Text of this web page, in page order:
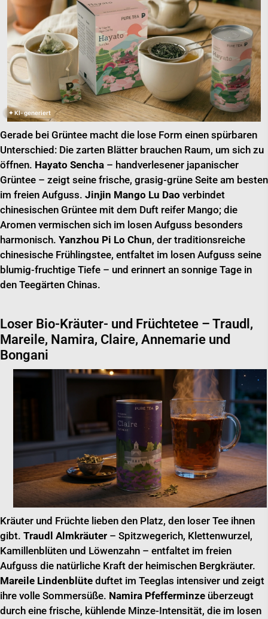
✦ KI-generiert
Gerade bei Grüntee macht die lose Form einen spürbaren
Unterschied: Die zarten Blätter brauchen Raum, um sich zu
öffnen. Hayato Sencha – handverlesener japanischer
Grüntee – zeigt seine frische, grasig-grüne Seite am besten
im freien Aufguss. Jinjin Mango Lu Dao verbindet
chinesischen Grüntee mit dem Duft reifer Mango; die
Aromen vermischen sich im losen Aufguss besonders
harmonisch. Yanzhou Pi Lo Chun, der traditionsreiche
chinesische Frühlingstee, entfaltet im losen Aufguss seine
blumig-fruchtige Tiefe – und erinnert an sonnige Tage in
den Teegärten Chinas.
Loser Bio-Kräuter- und Früchtetee – Traudl,
Mareile, Namira, Claire, Annemarie und
Bongani
Kräuter und Früchte lieben den Platz, den loser Tee ihnen
gibt. Traudl Almkräuter – Spitzwegerich, Klettenwurzel,
Kamillenblüten und Löwenzahn – entfaltet im freien
Aufguss die natürliche Kraft der heimischen Bergkräuter.
Mareile Lindenblüte duftet im Teeglas intensiver und zeigt
ihre volle Sommersüße. Namira Pfefferminze überzeugt
durch eine frische, kühlende Minze-Intensität, die im losen